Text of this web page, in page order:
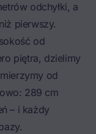
odchyłki, a
pierwszy.
od
piętra, dzielimy
od
289 cm
– i każdy